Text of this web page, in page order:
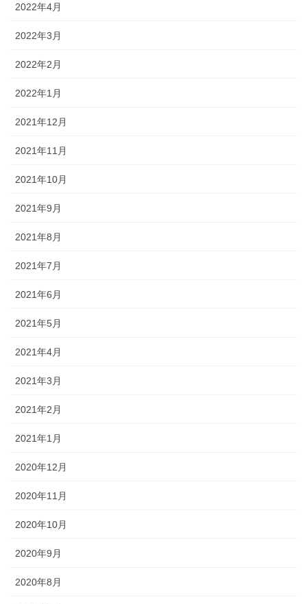
2022年4月
2022年3月
2022年2月
2022年1月
2021年12月
2021年11月
2021年10月
2021年9月
2021年8月
2021年7月
2021年6月
2021年5月
2021年4月
2021年3月
2021年2月
2021年1月
2020年12月
2020年11月
2020年10月
2020年9月
2020年8月